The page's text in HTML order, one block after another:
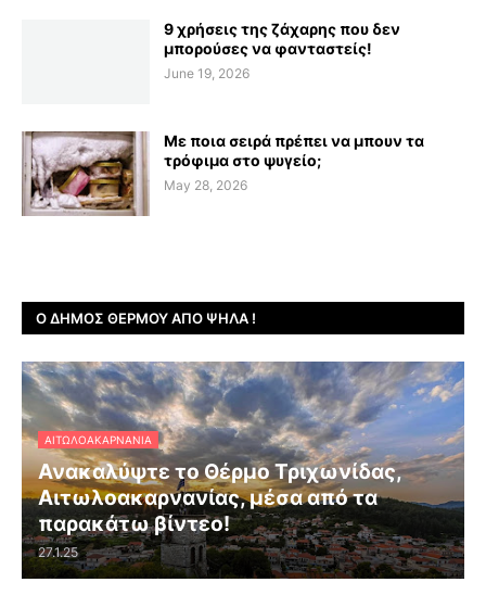
9 χρήσεις της ζάχαρης που δεν
μπορούσες να φανταστείς!
June 19, 2026
Με ποια σειρά πρέπει να μπουν τα
τρόφιμα στο ψυγείο;
May 28, 2026
Ο ΔΉΜΟΣ ΘΈΡΜΟΥ ΑΠΌ ΨΗΛΆ !
ΑΙΤΩΛΟΑΚΑΡΝΑΝΊΑ
Ανακαλύψτε το Θέρμο Τριχωνίδας,
Αιτωλοακαρνανίας, μέσα από τα
παρακάτω βίντεο!
27.1.25